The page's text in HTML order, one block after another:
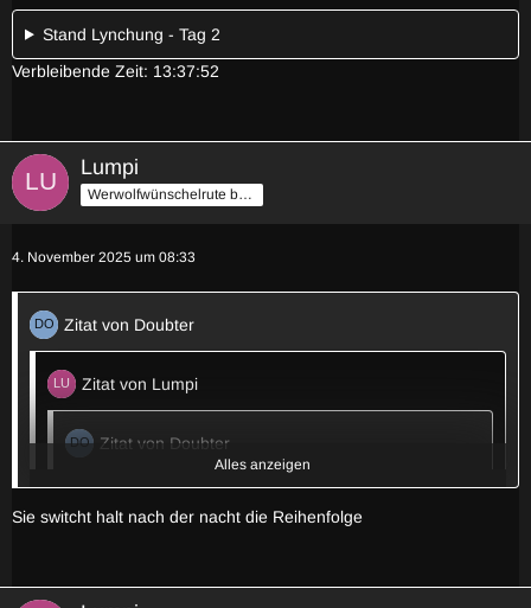
Noira stimmt auf Ling (3. Nov 25 21:42)
Lumpi stimmt auf linkey (3. Nov 25 21:46)
Lumpi stimmt auf Ling (3. Nov 25 21:52)
Arne Nym stimmt auf Leon (3. Nov 25 21:52)
Stand Lynchung - Tag 2
Verbleibende Zeit: 13:37:52
Lumpi
Werwolfwünschelrute by Stilzch
4. November 2025 um 08:33
Zitat von Doubter
Zitat von Lumpi
Zitat von Doubter
Fragen eingeht erwähnt sie nochmal Akira un Fayks
Alles anzeigen
Sie switcht halt nach der nacht die Reihenfolge